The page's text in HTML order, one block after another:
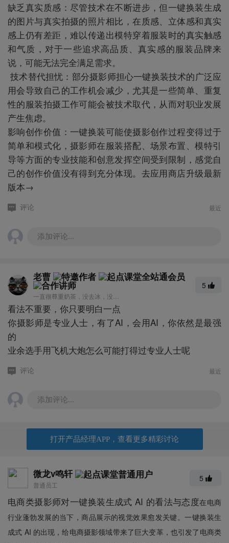
缺乏真实质感：尽管技术在不断进步，但一键换装生成
的图片与真实拍摄的照片相比，在质感、立体感和真实
感上仍有差距，难以传递出模特穿着服装时的真实触感
和气质，对于一些追求高品质、真实感的服装品牌来
说，可能无法完全满足需求。
技术替代担忧：部分摄影师担心一键换装技术的广泛应
用会导致自己的工作机会减少，尤其是一些简单、重复
性的服装拍摄工作可能会被技术取代，从而对职业发展
产生焦虑。
影响创作价值：一键换装可能使摄影创作过程变得过于
简单和模式化，摄影师在服装搭配、场景布置、模特引
导等方面的专业技能和创意发挥空间受到限制，感觉自
己的创作价值没有得到充分体现。去应用商店升级最新
版本→
评论 最近
添加评论...
老曹
一直很尊重奶茶，没去冰，没少糖，没少喝。
5
看法不重要，你只要明白一点
你摄影师是专业人士，有了AI，会用AI，你依然是最强
的
业余选手用飞机大炮怎么可能打得过专业人士呢
评论 最近
添加评论...
打开产品经理APP，查看更多精彩讨论
微龙v鸣轩
普通员工
5
电商类摄影师对一键换装生成式 AI 的看法与态度在电商
行业蓬勃发展的当下，商品展示的视觉效果愈发关键。一键换装生
成式 AI 的出现，给电商摄影领域带来了巨大变革，也引发了电商类